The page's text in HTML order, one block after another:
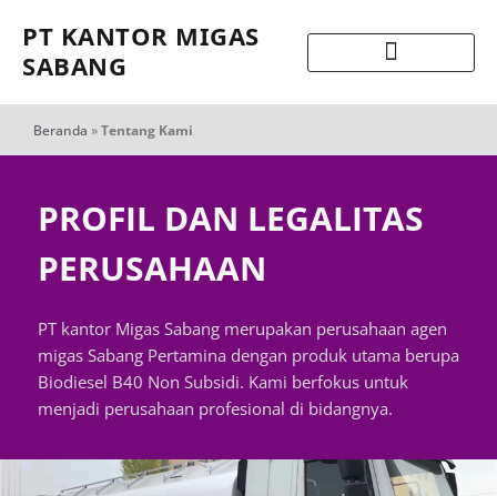
PT KANTOR MIGAS
SABANG
Beranda »Tentang Kami
PROFIL DAN LEGALITAS
PERUSAHAAN
PT kantor Migas Sabang merupakan perusahaan agen
migas Sabang Pertamina dengan produk utama berupa
Biodiesel B40 Non Subsidi. Kami berfokus untuk
menjadi perusahaan profesional di bidangnya.